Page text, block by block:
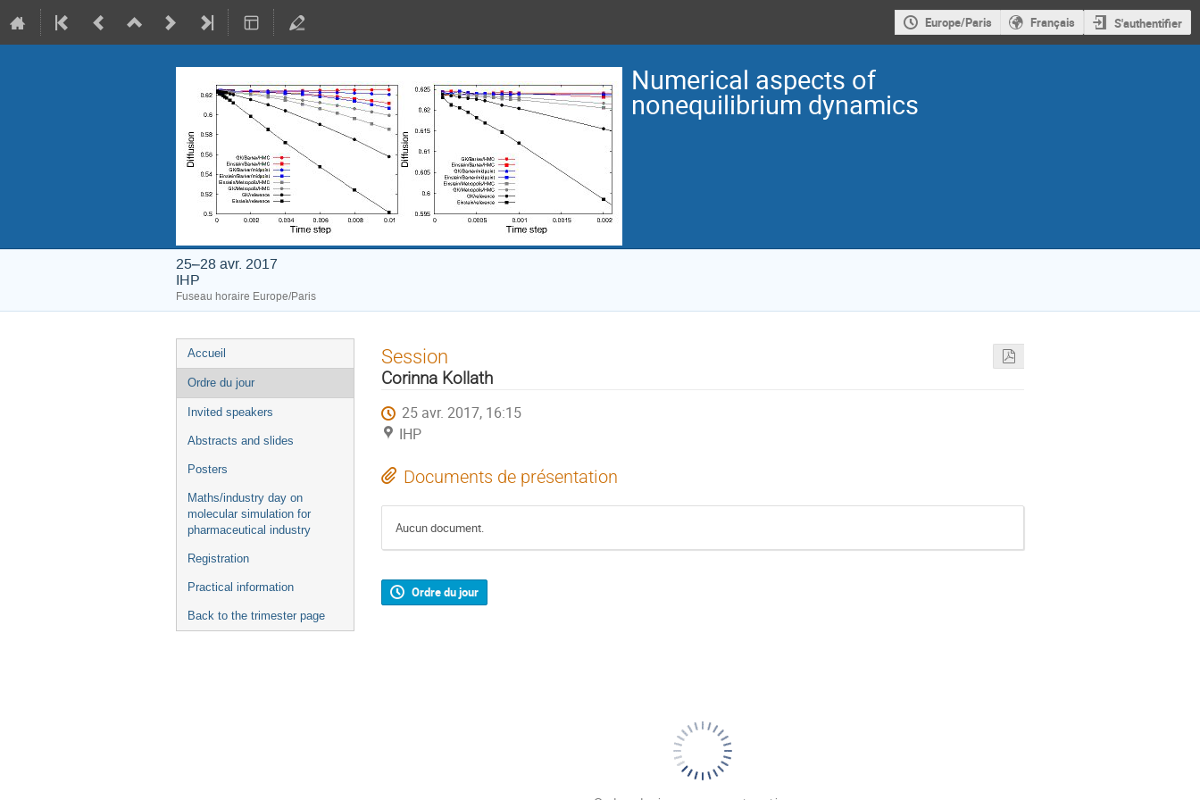
Europe/Paris Français S'authentifier
Numerical aspects of
nonequilibrium dynamics
25–28 avr. 2017
IHP
Fuseau horaire Europe/Paris
Menu
de
l'événement
Accueil
Ordre du jour
Invited speakers
Abstracts and slides
Posters
Maths/industry day on
molecular simulation for
pharmaceutical industry
Registration
Practical information
Back to the trimester page
Session
Corinna Kollath
25 avr. 2017, 16:15
IHP
Documents de présentation
Aucun document.
Ordre du jour